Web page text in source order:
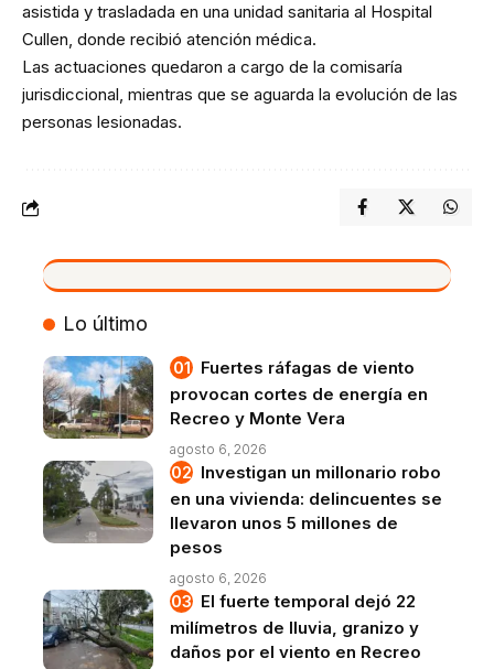
asistida y trasladada en una unidad sanitaria al Hospital
Cullen, donde recibió atención médica.
Las actuaciones quedaron a cargo de la comisaría
jurisdiccional, mientras que se aguarda la evolución de las
personas lesionadas.
VIVO
Lo último
Fuertes ráfagas de viento
provocan cortes de energía en
Recreo y Monte Vera
agosto 6, 2026
Investigan un millonario robo
en una vivienda: delincuentes se
llevaron unos 5 millones de
pesos
agosto 6, 2026
El fuerte temporal dejó 22
milímetros de lluvia, granizo y
daños por el viento en Recreo